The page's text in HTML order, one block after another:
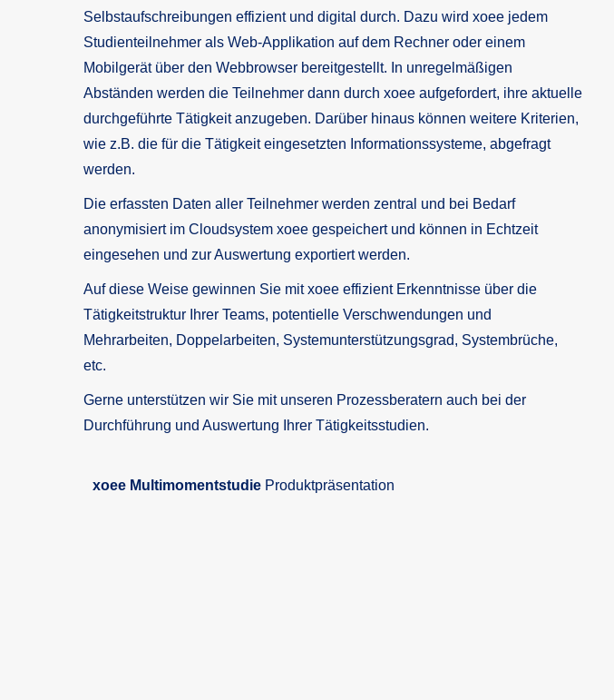
Selbstaufschreibungen effizient und digital durch. Dazu wird xoee jedem
Studienteilnehmer als Web-Applikation auf dem Rechner oder einem
Mobilgerät über den Webbrowser bereitgestellt. In unregelmäßigen
Abständen werden die Teilnehmer dann durch xoee aufgefordert, ihre aktuelle
durchgeführte Tätigkeit anzugeben. Darüber hinaus können weitere Kriterien,
wie z.B. die für die Tätigkeit eingesetzten Informationssysteme, abgefragt
werden.
Die erfassten Daten aller Teilnehmer werden zentral und bei Bedarf
anonymisiert im Cloudsystem xoee gespeichert und können in Echtzeit
eingesehen und zur Auswertung exportiert werden.
Auf diese Weise gewinnen Sie mit xoee effizient Erkenntnisse über die
Tätigkeitstruktur Ihrer Teams, potentielle Verschwendungen und
Mehrarbeiten, Doppelarbeiten, Systemunterstützungsgrad, Systembrüche,
etc.
Gerne unterstützen wir Sie mit unseren Prozessberatern auch bei der
Durchführung und Auswertung Ihrer Tätigkeitsstudien.
xoee Multimomentstudie Produktpräsentation